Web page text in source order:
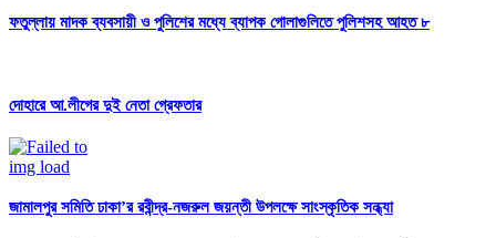
ফতুল্লায় মাদক ব্যবসায়ী ও পুলিশের মধ্যে ব্যাপক গোলাগুলিতে পুলিশসহ আহত ৮
দোহারে আ.লীগের দুই নেতা গ্রেফতার
জামালপুর সমিতি ঢাকা’র রবীন্দ্র-নজরুল জয়ন্তী উপলক্ষে সাংস্কৃতিক সন্ধ্যা